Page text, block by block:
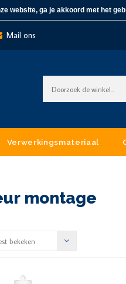
Mail ons
Verwerkingsmateriaal
montage
bekeken
website, ga je akkoord met het